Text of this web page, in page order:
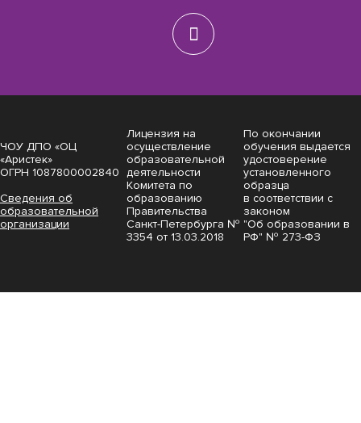
ЧОУ ДПО «ОЦ
«Аристек»
ОГРН 1087800002840
Сведения об
образовательной
организации
Лицензия на
осуществление
образовательной
деятельности
Комитета по
образованию
Правительства
Санкт-Петербурга №
3354 от 13.03.2018
По окончании
обучения выдается
удостоверение
установленного
образца
в соответствии с
законом
"Об образовании в
РФ" № 273-ФЗ